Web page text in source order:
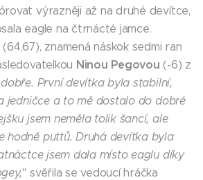
výrazněji až na druhé devítce,
eagle na čtrnácté jamce.
znamená náskok sedmi ran
Ninou Pegovou (-6) z
První devítka byla stabilní,
jedničce a to mě dostalo do dobré
jsem neměla tolik šancí, ale
hodně puttů. Druhá devítka byla
jsem dala místo eaglu díky
svěřila se vedoucí hráčka